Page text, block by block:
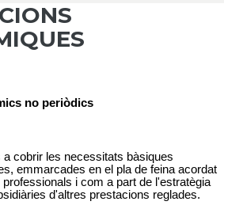
no periòdics
cobrir les necessitats bàsiques
emmarcades en el pla de feina acordat
i com a part de l'estratègia
d'altres prestacions reglades.